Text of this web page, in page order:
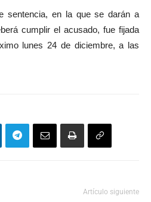
sentencia, en la que se darán a
cumplir el acusado, fue fijada
lunes 24 de diciembre, a las
Artículo siguiente